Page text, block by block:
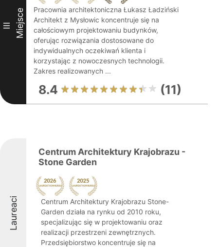
III Miejsce
Pracownia architektoniczna Łukasz Ładziński
Architekt z Mysłowic koncentruje się na
całościowym projektowaniu budynków,
oferując rozwiązania dostosowane do
indywidualnych oczekiwań klienta i
korzystając z nowoczesnych technologii.
Zakres realizowanych ...
8.4 (11)
Laureaci
Centrum Architektury Krajobrazu -
Stone Garden
Centrum Architektury Krajobrazu Stone-
Garden działa na rynku od 2010 roku,
specjalizując się w projektowaniu oraz
realizacji przestrzeni zewnętrznych.
Przedsiębiorstwo koncentruje się na